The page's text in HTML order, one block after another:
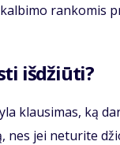
rankomis
išdžiūti?
klausimas, ką
nes jei neturite